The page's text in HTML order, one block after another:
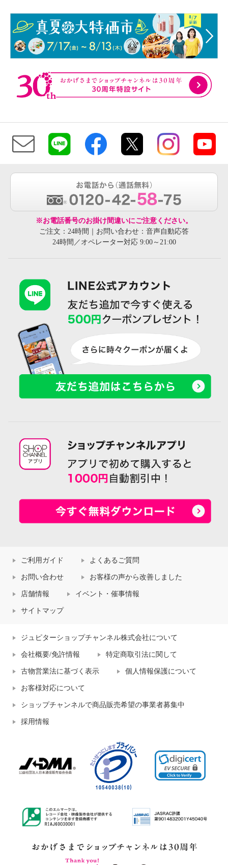
※お電話番号のお掛け間違いにご注意ください。
ご注文：24時間｜お問い合わせ：音声自動応答
24時間／オペレーター対応 9:00～21:00
ご利用ガイド よくあるご質問
お問い合わせ お客様の声から改善しました
店舗情報 イベント・催事情報
サイトマップ
ジュピターショップチャンネル株式会社について
会社概要/免許情報 特定商取引法に関して
古物営業法に基づく表示 個人情報保護について
お客様対応について
ショップチャンネルで商品販売希望の事業者募集中
採用情報